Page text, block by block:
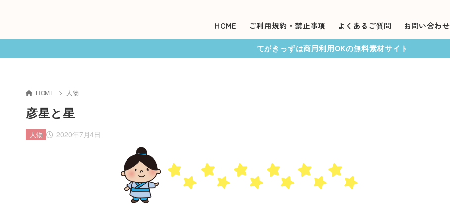
HOME ご利用規約・禁止事項 よくあるご質問 お問い合わせ
てがきっずは商用利用OKの無料素材サイト
HOME 人物
彦星と星
2020年7月4日
人物